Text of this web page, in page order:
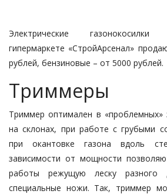
Электрические
гипермаркете «СтройАрсенал»
рублей, бензиновые – от 5000 рублей.
Триммеры
Триммер оптимален в «проблемных»
на склонах, при работе с грубыми
при окантовке газона вдоль
зависимости от мощности
работы режущую леску разного
специальные ножи. Так, триммер